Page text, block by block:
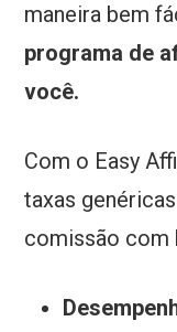
maneira bem
programa de
você.
Com o Easy
taxas
comissão com